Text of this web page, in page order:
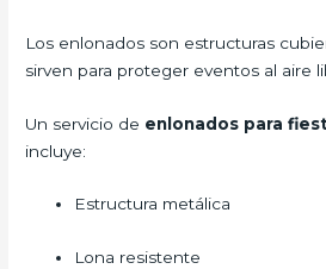
Los enlonados son estructuras
sirven para proteger eventos al aire
Un servicio de enlonados para
incluye:
Estructura metálica
Lona resistente